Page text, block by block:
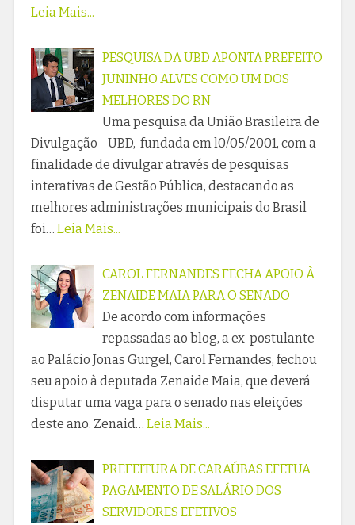
Leia Mais...
PESQUISA DA UBD APONTA PREFEITO
JUNINHO ALVES COMO UM DOS
MELHORES DO RN
Uma pesquisa da União Brasileira de
Divulgação - UBD, fundada em l0/05/2001, com a
finalidade de divulgar através de pesquisas
interativas de Gestão Pública, destacando as
melhores administrações municipais do Brasil
foi… Leia Mais...
CAROL FERNANDES FECHA APOIO À
ZENAIDE MAIA PARA O SENADO
De acordo com informações
repassadas ao blog, a ex-postulante
ao Palácio Jonas Gurgel, Carol Fernandes, fechou
seu apoio à deputada Zenaide Maia, que deverá
disputar uma vaga para o senado nas eleições
deste ano. Zenaid… Leia Mais...
PREFEITURA DE CARAÚBAS EFETUA
PAGAMENTO DE SALÁRIO DOS
SERVIDORES EFETIVOS